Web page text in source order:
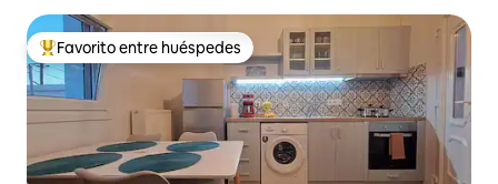
Favorito entre huéspedes preferido
Favorito entre huéspedes